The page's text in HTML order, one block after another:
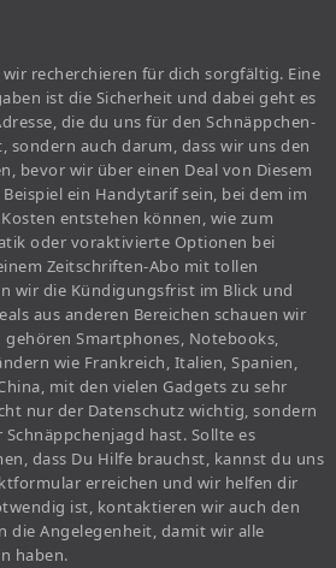
recherchieren für dich sorgfältig. Eine
ist die Sicherheit und dabei geht es
die du uns für den Schnäppchen-
sondern auch darum, dass wir uns den
bevor wir über einen Deal von Diesem
ein Handytarif sein, bei dem im
entstehen können, wie zum
oder voraktivierte Optionen bei
Zeitschriften-Abo mit tollen
wir die Kündigungsfrist im Blick und
aus anderen Bereichen schauen wir
gehören Smartphones, Notebooks,
wie Frankreich, Italien, Spanien,
mit den vielen Gadgets zu sehr
nur der Datenschutz wichtig, sondern
hast. Sollte es
dass Du Hilfe brauchst, kannst du uns
erreichen und wir helfen dir
ist, kontaktieren wir auch den
die Angelegenheit, damit wir alle
haben.